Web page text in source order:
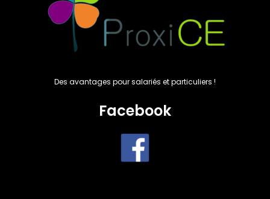
Des avantages pour salariés et particuliers !
Facebook